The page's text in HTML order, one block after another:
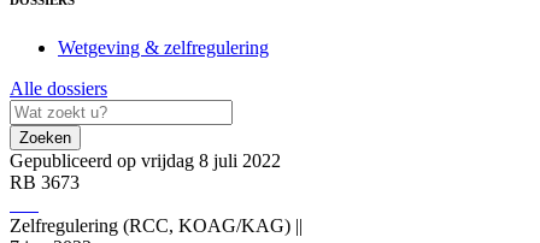
Wetgeving & zelfregulering
Alle dossiers
Zoeken
Gepubliceerd op vrijdag 8 juli 2022
RB 3673
Zelfregulering (RCC, KOAG/KAG) ||